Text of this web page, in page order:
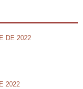
DE 2022
2022